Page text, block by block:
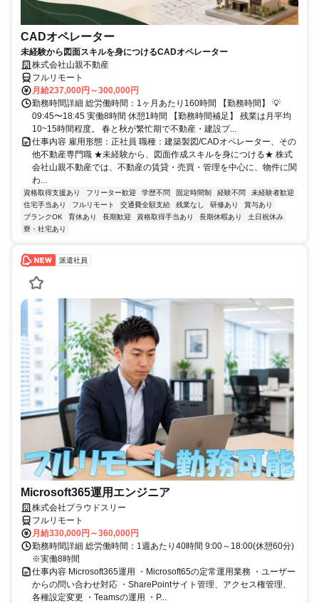
CADオペレーター
未経験から図面スキルを身につけるCADオペレーター
株式会社山親不動産
フルリモート
月給237,000円～300,000円
勤務時間詳細 総労働時間：1ヶ月あたり160時間 【勤務時間】 💡
09:45〜18:45 実働8時間 休憩1時間 【勤務時間補足】 残業は月平均
10~15時間程度。 春と秋が繁忙期で不動産・建設プ...
仕事内容 雇用形態：正社員 職種：建築製図/CADオペレーター、その
他不動産専門職 ★未経験から、図面作成スキルを身につける★ 株式
会社山親不動産では、不動産の賃貸・売買・管理を中心に、物件に関
わ...
資格取得支援あり フリーター歓迎 学歴不問 固定時間制 経験不問
未経験者歓迎
住宅手当あり
フルリモート 交通費全額支給 残業なし 研修あり
賞与あり
ブランクOK
育休あり 長期歓迎 資格取得手当あり 長期休暇あり
土日祝休み
寮・社宅あり
派遣社員
Microsoft365運用エンジニア
株式会社プラウドスリー
フルリモート
月給330,000円～360,000円
勤務時間詳細 総労働時間：1週あたり40時間 9:00～18:00(休憩60分)
※実働8時間
仕事内容 Microsoft365運用 ・Microsoft65の定常運用業務 ・ユーザー
からの問い合わせ対応 ・SharePointサイト管理、アクセス権管理、
各種設定変更 ・Teamsの運用 ・P...